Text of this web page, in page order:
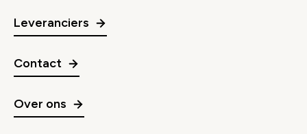
Leveranciers
Contact
Over ons